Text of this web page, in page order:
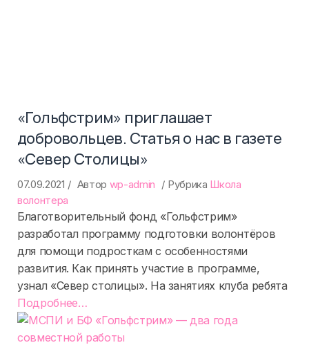
«Гольфстрим» приглашает
добровольцев. Статья о нас в газете
«Север Столицы»
07.09.2021 Автор wp-admin Рубрика Школа
волонтера
Благотворительный фонд «Гольфстрим»
разработал программу подготовки волонтёров
для помощи подросткам с особенностями
развития. Как принять участие в программе,
узнал «Север столицы». На занятиях клуба ребята
Подробнее«%s»
…